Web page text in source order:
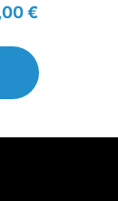
€
€Aktueller
6.490,00 €.